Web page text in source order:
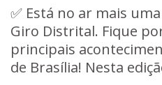
✅ Está no ar mais
Giro Distrital. Fique
principais
de Brasília! Nesta